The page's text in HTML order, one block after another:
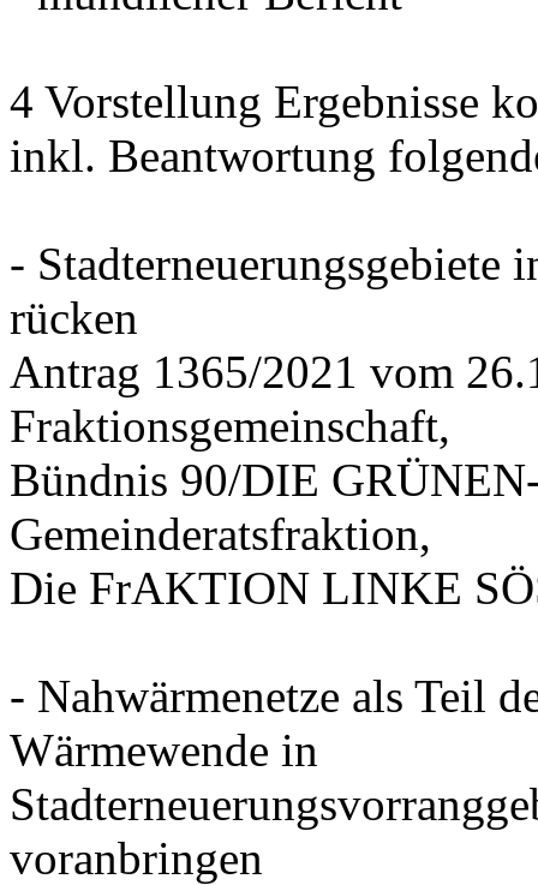
4 Vorstellung Ergebnisse
inkl. Beantwortung
- Stadterneuerungsgebiete
rücken
Antrag 1365/2021 vom
Fraktionsgemeinschaft,
Bündnis 90/DIE
Gemeinderatsfraktion,
Die FrAKTION LINKE
- Nahwärmenetze als Teil
Wärmewende in
voranbringen